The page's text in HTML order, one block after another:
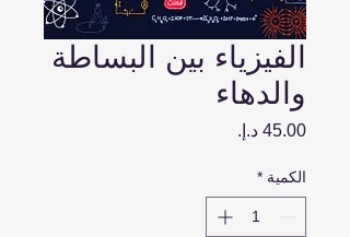
الفيزياء بين البساطة
والدهاء
الكمية *